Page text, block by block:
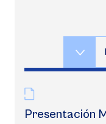
Presentación